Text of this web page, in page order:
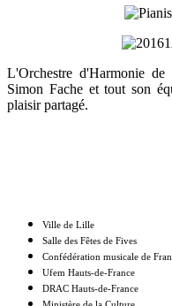
L'Orchestre d'Harmonie de
Simon Fache et tout son
plaisir partagé.
Ville de Lille
Salle des Fêtes de Fives
Confédération musicale de
Ufem Hauts-de-France
DRAC Hauts-de-France